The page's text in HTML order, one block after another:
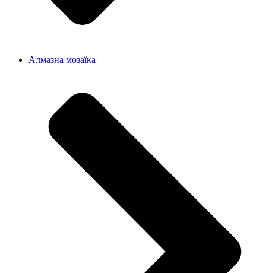
Алмазна мозаїка